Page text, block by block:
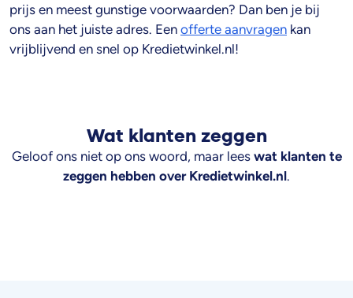
prijs en meest gunstige voorwaarden? Dan ben je bij
ons aan het juiste adres. Een offerte aanvragen kan
vrijblijvend en snel op Kredietwinkel.nl!
Wat klanten zeggen
Geloof ons niet op ons woord, maar lees wat klanten te
zeggen hebben over Kredietwinkel.nl.